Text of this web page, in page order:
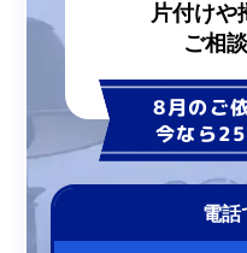
片付けや
ご相
8月のご
今なら
電話